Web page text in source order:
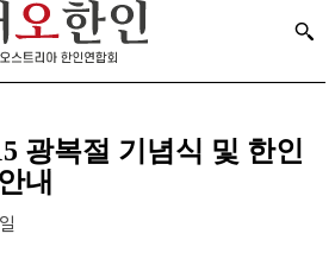
광복절 기념식 및 한인
내